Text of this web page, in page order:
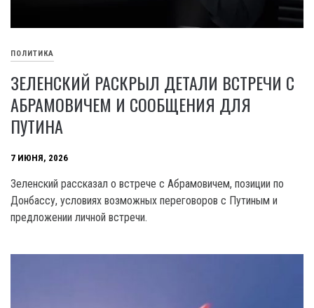
ПОЛИТИКА
ЗЕЛЕНСКИЙ РАСКРЫЛ ДЕТАЛИ ВСТРЕЧИ С
АБРАМОВИЧЕМ И СООБЩЕНИЯ ДЛЯ
ПУТИНА
7 ИЮНЯ, 2026
Зеленский рассказал о встрече с Абрамовичем, позиции по
Донбассу, условиях возможных переговоров с Путиным и
предложении личной встречи.